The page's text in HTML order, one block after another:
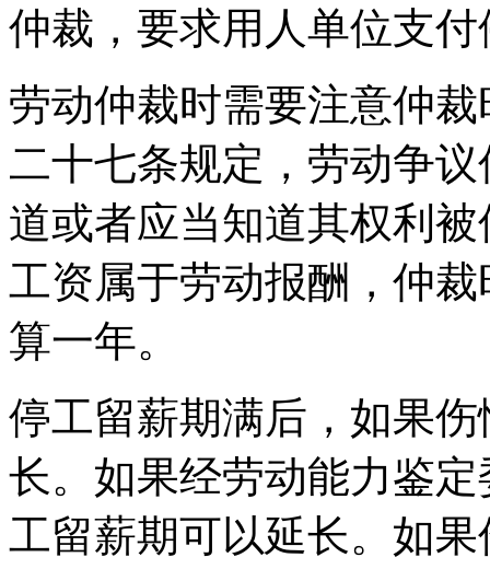
仲裁，要求用人单位支
劳动仲裁时需要注意仲
二十七条规定，劳动争
道或者应当知道其权利
工资属于劳动报酬，仲
算一年。
停工留薪期满后，如果
长。如果经劳动能力鉴
工留薪期可以延长。如